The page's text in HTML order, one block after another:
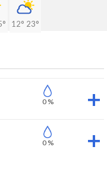
12° 23°
0 %
0 %